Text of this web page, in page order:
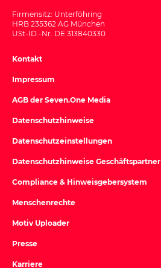
Firmensitz: Unterföhring
HRB 235362 AG München
USt-ID.-Nr. DE 313840330
Kontakt
Impressum
AGB der Seven.One Media
Datenschutzhinweise
Datenschutzeinstellungen
Datenschutzhinweise Geschäftspartner
Compliance & Hinweisgebersystem
Menschenrechte
Motiv Uploader
Presse
Karriere